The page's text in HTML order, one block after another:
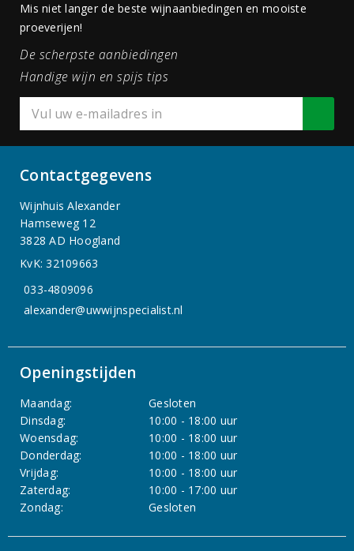
Mis niet langer de beste wijnaanbiedingen en mooiste
proeverijen!
De scherpste aanbiedingen
Handige wijn en spijs tips
Contactgegevens
Wijnhuis Alexander
Hamseweg 12
3828 AD Hoogland
KvK: 32109663
033-4809096
alexander@uwwijnspecialist.nl
Openingstijden
Maandag:
Gesloten
Dinsdag:
10:00 - 18:00 uur
Woensdag:
10:00 - 18:00 uur
Donderdag:
10:00 - 18:00 uur
Vrijdag:
10:00 - 18:00 uur
Zaterdag:
10:00 - 17:00 uur
Zondag:
Gesloten